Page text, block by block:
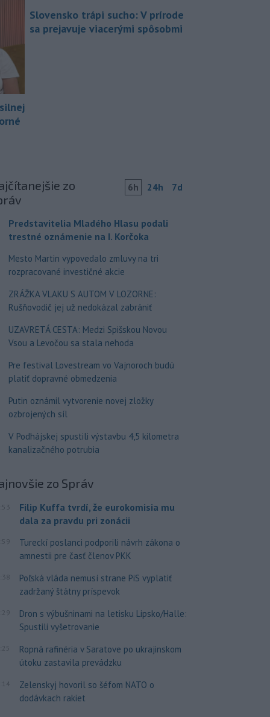
Slovensko trápi sucho: V prírode
sa prejavuje viacerými spôsobmi
zo
6h 24h 7d
Predstavitelia Mladého Hlasu podali
trestné oznámenie na I. Korčoka
Mesto Martin vypovedalo zmluvy na tri
rozpracované investičné akcie
ZRÁŽKA VLAKU S AUTOM V LOZORNE:
Rušňovodič jej už nedokázal zabrániť
UZAVRETÁ CESTA: Medzi Spišskou Novou
Vsou a Levočou sa stala nehoda
Pre festival Lovestream vo Vajnoroch budú
platiť dopravné obmedzenia
Putin oznámil vytvorenie novej zložky
ozbrojených síl
V Podhájskej spustili výstavbu 4,5 kilometra
kanalizačného potrubia
zo Správ
Filip Kuffa tvrdí, že eurokomisia mu
dala za pravdu pri zonácii
Tureckí poslanci podporili návrh zákona o
amnestii pre časť členov PKK
Poľská vláda nemusí strane PiS vyplatiť
zadržaný štátny príspevok
Dron s výbušninami na letisku Lipsko/Halle:
Spustili vyšetrovanie
Ropná rafinéria v Saratove po ukrajinskom
útoku zastavila prevádzku
Zelenskyj hovoril so šéfom NATO o
dodávkach rakiet